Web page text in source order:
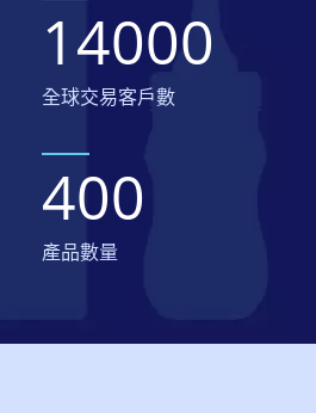
14000
全球交易客戶數
400
產品數量